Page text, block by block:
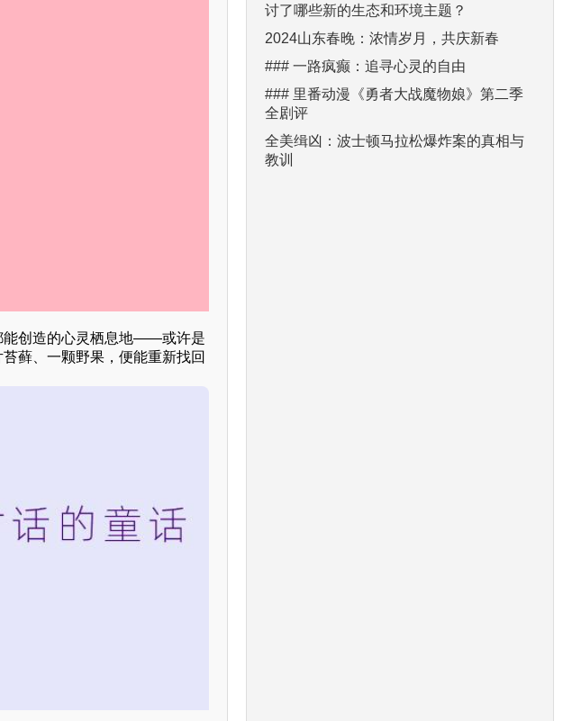
能创造的心灵栖息地——或许是
藓、一颗野果，便能重新找回
讨了哪些新的生态和环境主题？
2024山东春晚：浓情岁月，共庆新春
### 一路疯癫：追寻心灵的自由
### 里番动漫《勇者大战魔物娘》第二季
全剧评
全美缉凶：波士顿马拉松爆炸案的真相与
教训